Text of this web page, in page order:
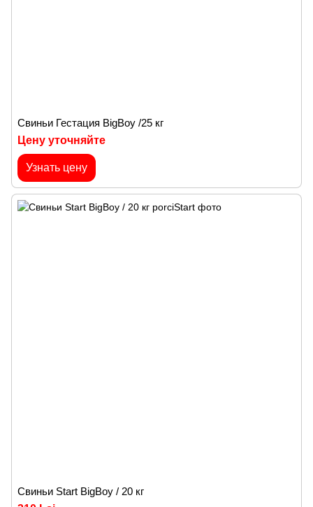
Cвиньи Гестация BigBoy /25 кг
Цену уточняйте
Узнать цену
Cвиньи Start BigBoy / 20 кг